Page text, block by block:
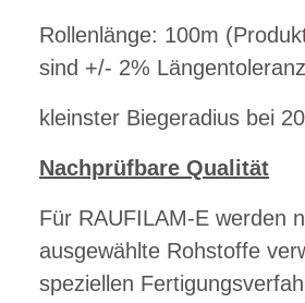
Rollenlänge: 100m
sind +/- 2%
kleinster Biegeradius bei
Nachprüfbare Qualität
Für RAUFILAM-E werden
ausgewählte Rohstoffe
speziellen